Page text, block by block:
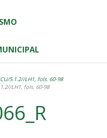
5.1.2//LH1, fols. 60-98
LH1, fols. 60-98